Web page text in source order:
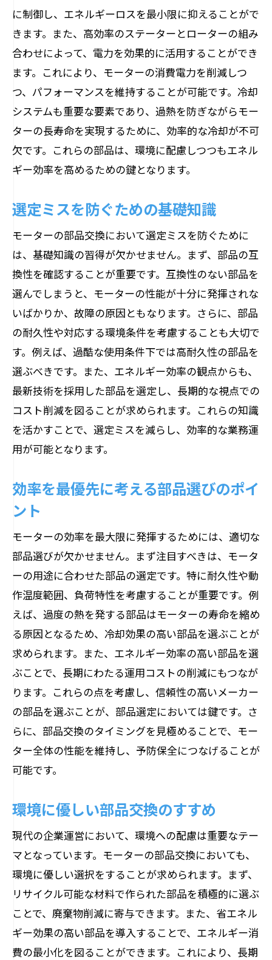
に制御し、エネルギーロスを最小限に抑えることがで
きます。また、高効率のステーターとローターの組み
合わせによって、電力を効果的に活用することができ
ます。これにより、モーターの消費電力を削減しつ
つ、パフォーマンスを維持することが可能です。冷却
システムも重要な要素であり、過熱を防ぎながらモー
ターの長寿命を実現するために、効率的な冷却が不可
欠です。これらの部品は、環境に配慮しつつもエネル
ギー効率を高めるための鍵となります。
選定ミスを防ぐための基礎知識
モーターの部品交換において選定ミスを防ぐために
は、基礎知識の習得が欠かせません。まず、部品の互
換性を確認することが重要です。互換性のない部品を
選んでしまうと、モーターの性能が十分に発揮されな
いばかりか、故障の原因ともなります。さらに、部品
の耐久性や対応する環境条件を考慮することも大切で
す。例えば、過酷な使用条件下では高耐久性の部品を
選ぶべきです。また、エネルギー効率の観点からも、
最新技術を採用した部品を選定し、長期的な視点での
コスト削減を図ることが求められます。これらの知識
を活かすことで、選定ミスを減らし、効率的な業務運
用が可能となります。
効率を最優先に考える部品選びのポイ
ント
モーターの効率を最大限に発揮するためには、適切な
部品選びが欠かせません。まず注目すべきは、モータ
ーの用途に合わせた部品の選定です。特に耐久性や動
作温度範囲、負荷特性を考慮することが重要です。例
えば、過度の熱を発する部品はモーターの寿命を縮め
る原因となるため、冷却効果の高い部品を選ぶことが
求められます。また、エネルギー効率の高い部品を選
ぶことで、長期にわたる運用コストの削減にもつなが
ります。これらの点を考慮し、信頼性の高いメーカー
の部品を選ぶことが、部品選定においては鍵です。さ
らに、部品交換のタイミングを見極めることで、モー
ター全体の性能を維持し、予防保全につなげることが
可能です。
環境に優しい部品交換のすすめ
現代の企業運営において、環境への配慮は重要なテー
マとなっています。モーターの部品交換においても、
環境に優しい選択をすることが求められます。まず、
リサイクル可能な材料で作られた部品を積極的に選ぶ
ことで、廃棄物削減に寄与できます。また、省エネル
ギー効果の高い部品を導入することで、エネルギー消
費の最小化を図ることができます。これにより、長期